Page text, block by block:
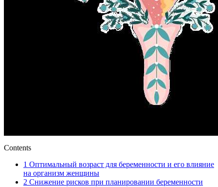
Contents
1 Оптимальный возраст для беременности и его влияние
на организм женщины
2 Снижение рисков при планировании беременности